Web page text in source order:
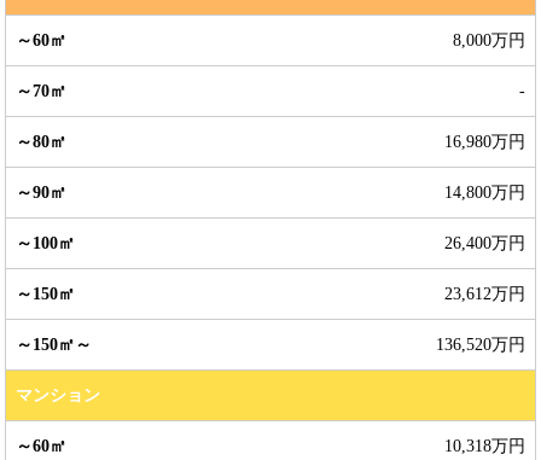
8,000万円
-
16,980万円
14,800万円
26,400万円
23,612万円
136,520万円
マンション
10,318万円